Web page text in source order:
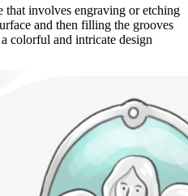
that involves engraving or etching
and then filling the grooves
colorful and intricate design